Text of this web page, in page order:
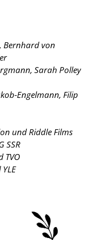
Bernhard von
Sarah Polley
Engelmann, Filip
und Riddle Films
SSR
TVO